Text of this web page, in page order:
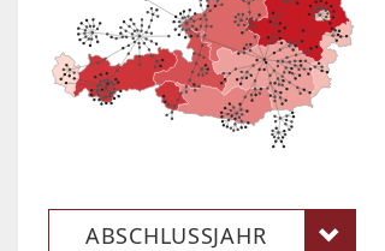
ABSCHLUSSJAHR